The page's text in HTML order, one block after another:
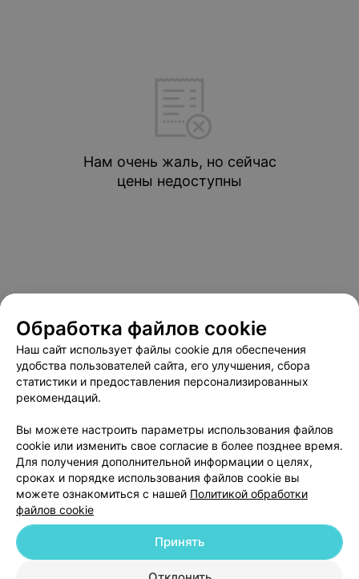
Нам очень жаль, но сейчас
цены недоступны
Медицинский маркетинг
Публичный договор
Пользовательское соглашение
Способы оплаты
Вакансии
Партнеры
Обработка файлов cookie
Наш сайт использует файлы cookie для обеспечения
удобства пользователей сайта, его улучшения, сбора
статистики и предоставления персонализированных
рекомендаций.
Вы можете настроить параметры использования файлов
cookie или изменить свое согласие в более позднее время.
Для получения дополнительной информации о целях,
сроках и порядке использования файлов cookie вы
можете ознакомиться с нашей Политикой обработки
файлов cookie
Принять